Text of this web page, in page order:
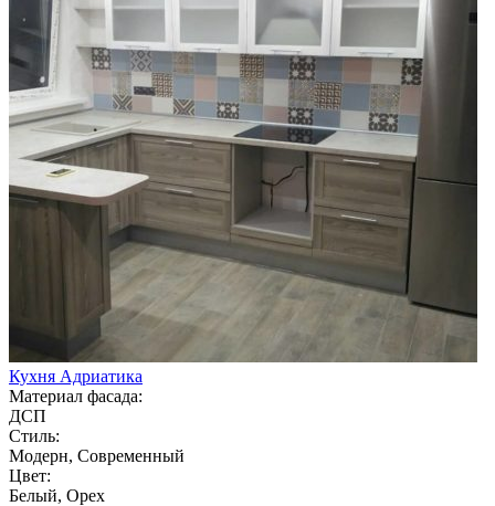
Кухня Адриатика
Материал фасада:
ДСП
Стиль:
Модерн, Современный
Цвет:
Белый, Орех